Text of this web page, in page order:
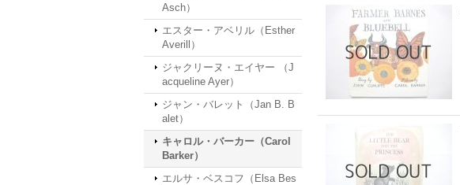
Asch）
エスター・アベリル（Esther
Averill）
ジャクリーヌ・エイヤー （J
acqueline Ayer）
ジャン・バレット（Jan B. B
alet）
キャロル・バーカー（Carol
Barker）
エルサ・ベスコフ（Elsa Bes